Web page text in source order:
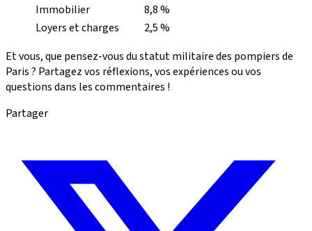
Immobilier
8,8 %
Loyers et charges
2,5 %
Et vous, que pensez-vous du statut militaire des pompiers de
Paris ? Partagez vos réflexions, vos expériences ou vos
questions dans les commentaires !
Partager